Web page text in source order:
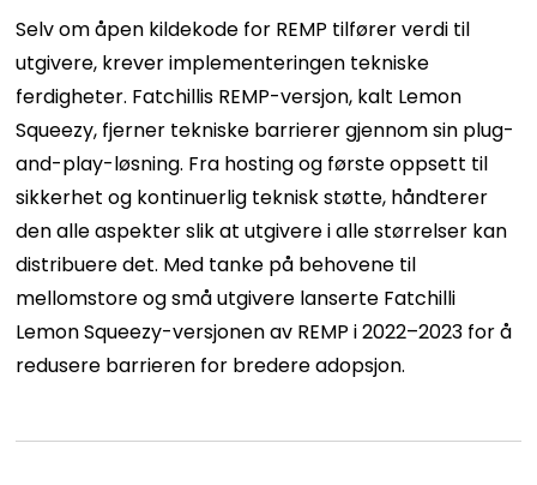
Selv om åpen kildekode for REMP tilfører verdi til
utgivere, krever implementeringen tekniske
ferdigheter. Fatchillis REMP-versjon, kalt Lemon
Squeezy, fjerner tekniske barrierer gjennom sin plug-
and-play-løsning. Fra hosting og første oppsett til
sikkerhet og kontinuerlig teknisk støtte, håndterer
den alle aspekter slik at utgivere i alle størrelser kan
distribuere det. Med tanke på behovene til
mellomstore og små utgivere lanserte Fatchilli
Lemon Squeezy-versjonen av REMP i 2022–2023 for å
redusere barrieren for bredere adopsjon.